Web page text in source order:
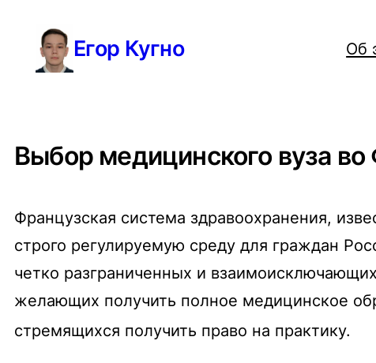
содержимому
Егор Кугно Об
Выбор медицинского вуза во
Французская система здравоохранения,
строго регулируемую среду для граждан
четко разграниченных и
желающих получить полное медицинское
стремящихся получить право на практику.